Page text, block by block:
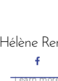
Hélène